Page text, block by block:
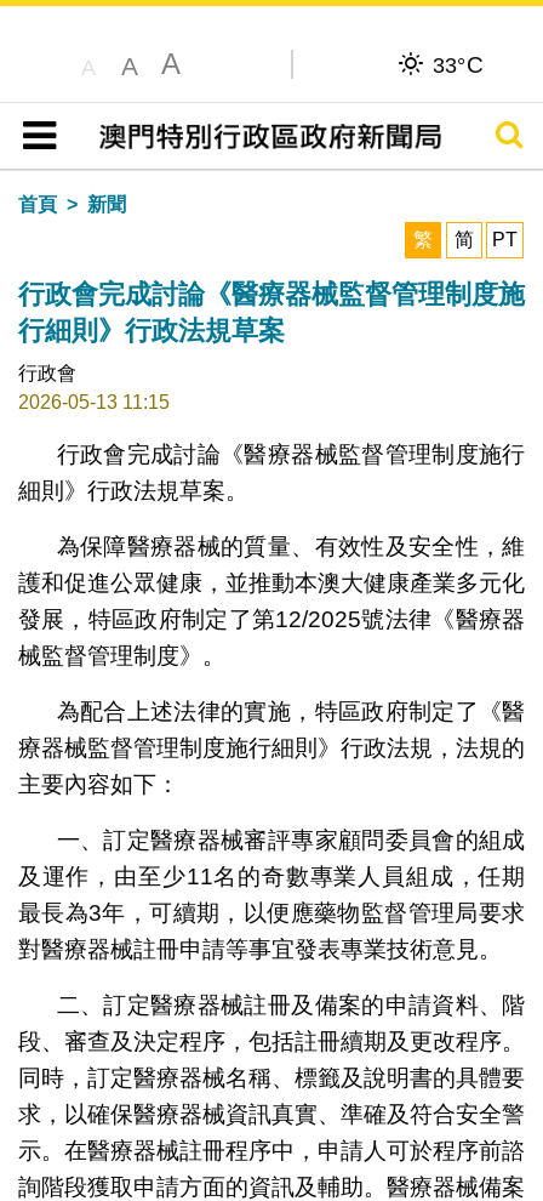
A A A 33°C
目錄
搜尋
首頁
新聞
繁
简 PT
行政會完成討論《醫療器械監督管理制度施
行細則》行政法規草案
行政會
2026-05-13 11:15
行政會完成討論《醫療器械監督管理制度施行
細則》行政法規草案。
為保障醫療器械的質量、有效性及安全性，維
護和促進公眾健康，並推動本澳大健康產業多元化
發展，特區政府制定了第12/2025號法律《醫療器
械監督管理制度》。
為配合上述法律的實施，特區政府制定了《醫
療器械監督管理制度施行細則》行政法規，法規的
主要內容如下：
一、訂定醫療器械審評專家顧問委員會的組成
及運作，由至少11名的奇數專業人員組成，任期
最長為3年，可續期，以便應藥物監督管理局要求
對醫療器械註冊申請等事宜發表專業技術意見。
二、訂定醫療器械註冊及備案的申請資料、階
段、審查及決定程序，包括註冊續期及更改程序。
同時，訂定醫療器械名稱、標籤及說明書的具體要
求，以確保醫療器械資訊真實、準確及符合安全警
示。在醫療器械註冊程序中，申請人可於程序前諮
詢階段獲取申請方面的資訊及輔助。醫療器械備案